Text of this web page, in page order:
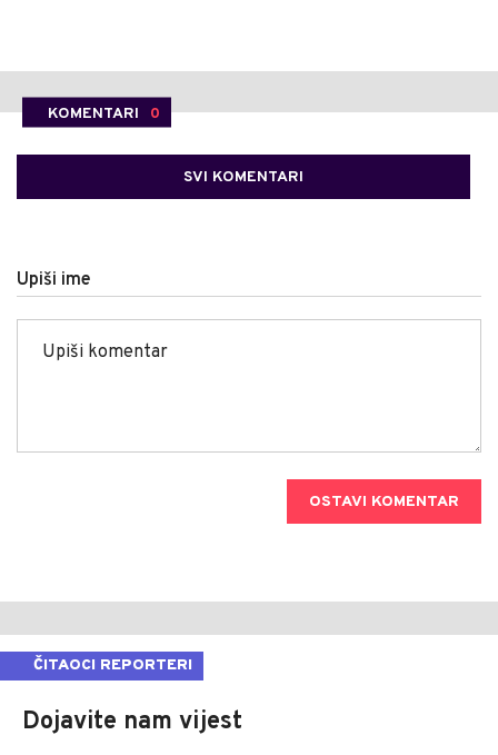
KOMENTARI 0
SVI KOMENTARI
Upiši ime
OSTAVI KOMENTAR
ČITAOCI REPORTERI
Dojavite nam vijest